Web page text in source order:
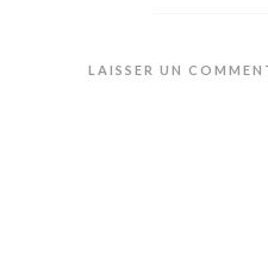
LAISSER UN